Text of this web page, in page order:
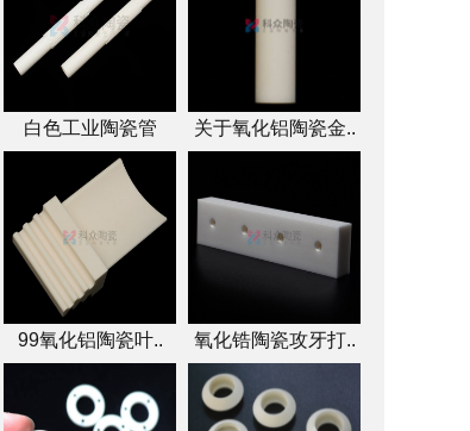
白色工业陶瓷管 关于氧化铝陶瓷金..
99氧化铝陶瓷叶.. 氧化锆陶瓷攻牙打..